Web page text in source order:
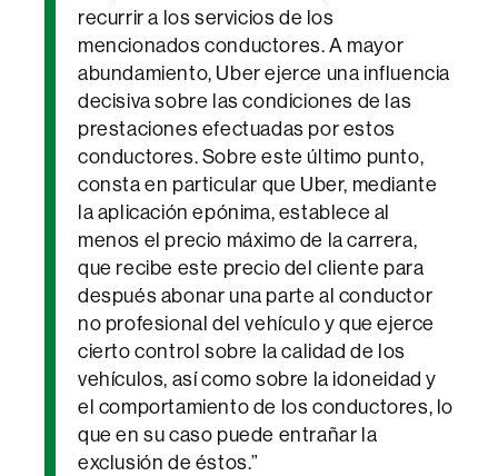
recurrir a los servicios de los
mencionados conductores. A mayor
abundamiento, Uber ejerce una influencia
decisiva sobre las condiciones de las
prestaciones efectuadas por estos
conductores. Sobre este último punto,
consta en particular que Uber, mediante
la aplicación epónima, establece al
menos el precio máximo de la carrera,
que recibe este precio del cliente para
después abonar una parte al conductor
no profesional del vehículo y que ejerce
cierto control sobre la calidad de los
vehículos, así como sobre la idoneidad y
el comportamiento de los conductores, lo
que en su caso puede entrañar la
exclusión de éstos.”